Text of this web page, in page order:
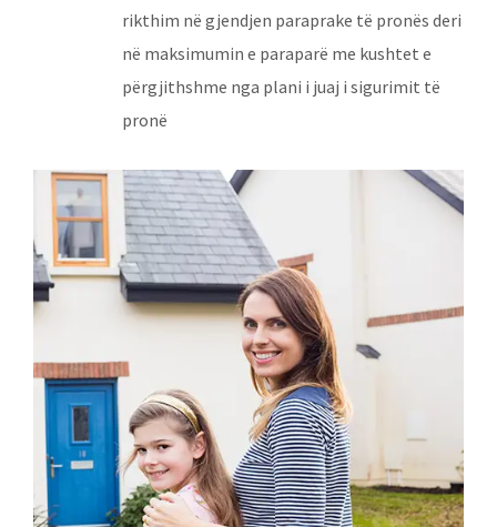
rikthim në gjendjen paraprake të pronës deri
në maksimumin e paraparë me kushtet e
përgjithshme nga plani i juaj i sigurimit të
pronë